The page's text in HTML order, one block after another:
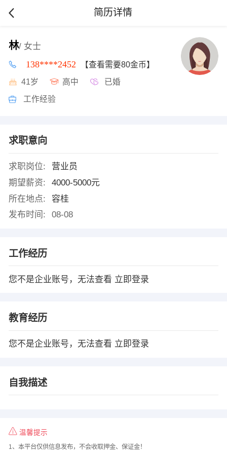
简历详情
林/ 女士
138****2452 【查看需要80金币】
41岁 高中 已婚
工作经验
求职意向
求职岗位:
营业员
期望薪资:
4000-5000元
所在地点:
容桂
发布时间:
08-08
工作经历
您不是企业账号，无法查看 立即登录
教育经历
您不是企业账号，无法查看 立即登录
自我描述
温馨提示
1、本平台仅供信息发布，不会收取押金、保证金！